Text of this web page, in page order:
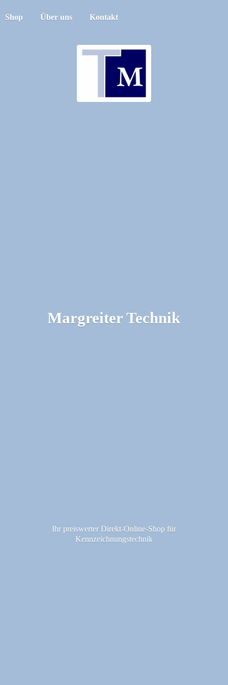
Shop Über uns Kontakt
Margreiter Technik
Ihr preiswerter Direkt-Online-Shop für
Kennzeichnungstechnik